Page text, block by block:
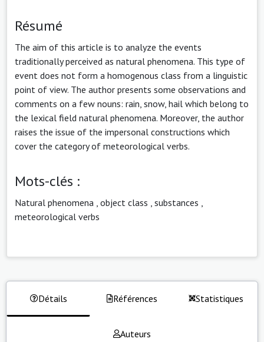
Résumé
The aim of this article is to analyze the events
traditionally perceived as natural phenomena. This type of
event does not form a homogenous class from a linguistic
point of view. The author presents some observations and
comments on a few nouns: rain, snow, hail which belong to
the lexical field natural phenomena. Moreover, the author
raises the issue of the impersonal constructions which
cover the category of meteorological verbs.
Mots-clés :
Natural phenomena object class substances
meteorological verbs
Détails Références Statistiques
Auteurs